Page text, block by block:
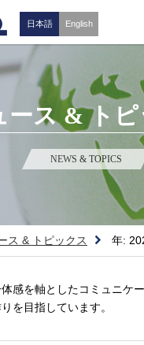
日本語 English
ース & トピ
NEWS & TOPICS
ス & トピックス 年:
感を軸としたコミュニケ
を目指しています。